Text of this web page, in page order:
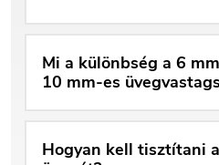
Mi a különbség a 6
10 mm-es
Hogyan kell tisztítani